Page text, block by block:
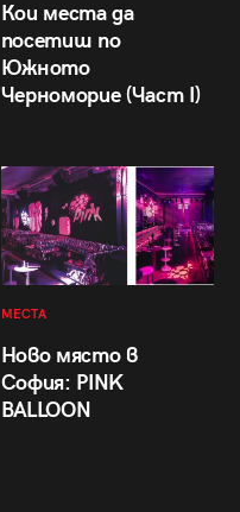
Кои места да
посетиш по
Южното
Черноморие (Част I)
МЕСТА
Ново място в
София: PINK
BALLOON